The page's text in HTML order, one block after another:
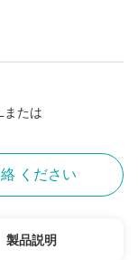
または
ください
製品説明